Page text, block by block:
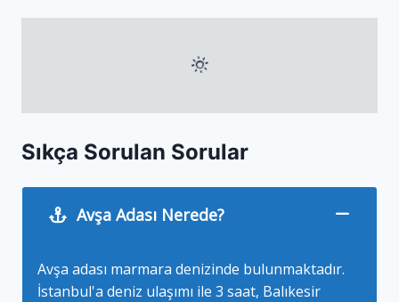
Sıkça Sorulan Sorular
Avşa Adası Nerede?
Avşa adası marmara denizinde bulunmaktadır.
İstanbul'a deniz ulaşımı ile 3 saat, Balıkesir